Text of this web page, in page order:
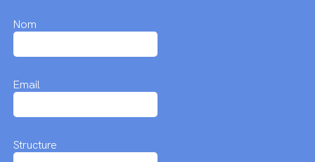
Nom
Email
Structure